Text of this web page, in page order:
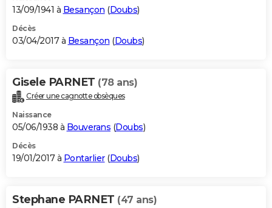
13/09/1941 à Besançon (Doubs)
Décès
03/04/2017 à Besançon (Doubs)
Gisele PARNET (78 ans)
Créer une cagnotte obsèques
Naissance
05/06/1938 à Bouverans (Doubs)
Décès
19/01/2017 à Pontarlier(Doubs)
Stephane PARNET (47 ans)